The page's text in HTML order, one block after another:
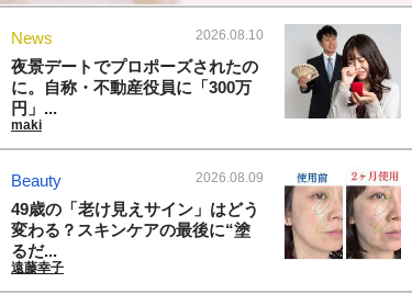
News 2026.08.10
夜景デートでプロポーズされたの
に。自称・不動産役員に「300万
円」...
maki
Beauty 2026.08.09
49歳の「老け見えサイン」はどう
変わる？スキンケアの最後に“塗
るだ...
遠藤幸子